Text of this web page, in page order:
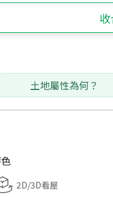
土地屬性為何？
2D/3D看屋